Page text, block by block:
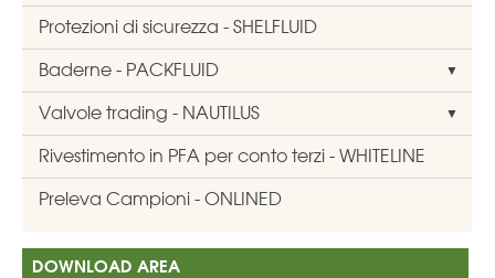
Protezioni di sicurezza - SHELFLUID
Baderne - PACKFLUID
Valvole trading - NAUTILUS
Rivestimento in PFA per conto terzi - WHITELINE
Preleva Campioni - ONLINED
DOWNLOAD AREA